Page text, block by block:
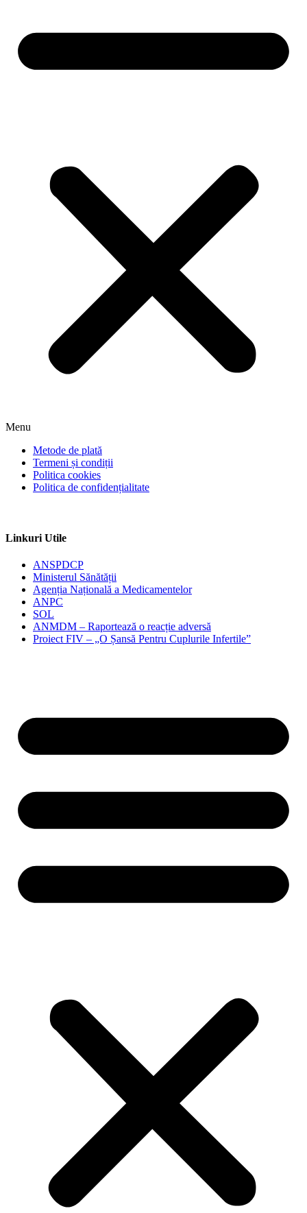
Menu
Metode de plată
Termeni și condiții
Politica cookies
Politica de confidențialitate
Linkuri Utile
ANSPDCP
Ministerul Sănătății
Agenția Națională a Medicamentelor
ANPC
SOL
ANMDM – Raportează o reacție adversă
Proiect FIV – „O Șansă Pentru Cuplurile Infertile”